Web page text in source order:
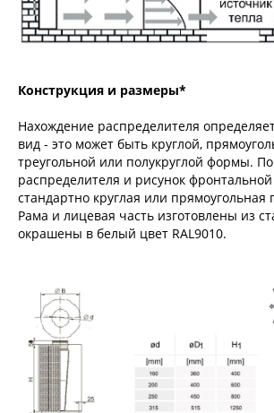
Конструкция и размеры*
Нахождение распределителя
вид - это может быть круглой,
треугольной или полукруглой формы.
распределителя и рисунок
стандартно круглая или прямоугольная
Рама и лицевая часть изготовлены из
окрашены в белый цвет RAL9010.